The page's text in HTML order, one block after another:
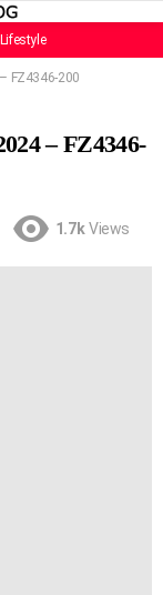
Lifestyle
FZ4346-200
– FZ4346-
1.7k Views